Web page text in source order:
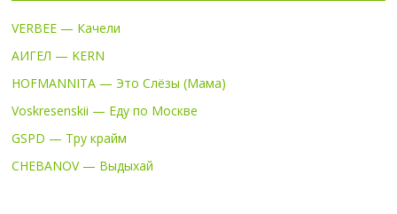
VERBEE — Качели
АИГЕЛ — KERN
HOFMANNITA — Это Слёзы (Мама)
Voskresenskii — Еду по Москве
GSPD — Тру крайм
CHEBANOV — Выдыхай